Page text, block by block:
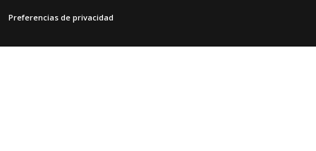
Preferencias de privacidad